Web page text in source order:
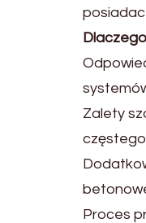
Zalety
częstego
Proces